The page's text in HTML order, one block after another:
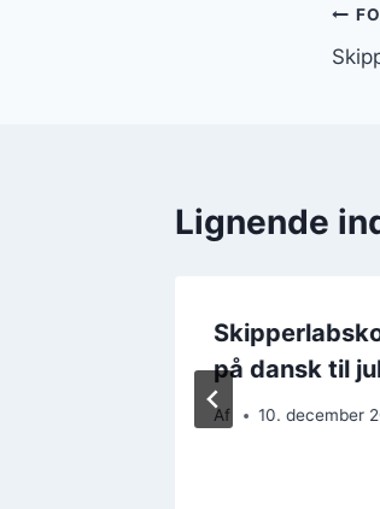
Lignende
på dansk til
Af 10. december